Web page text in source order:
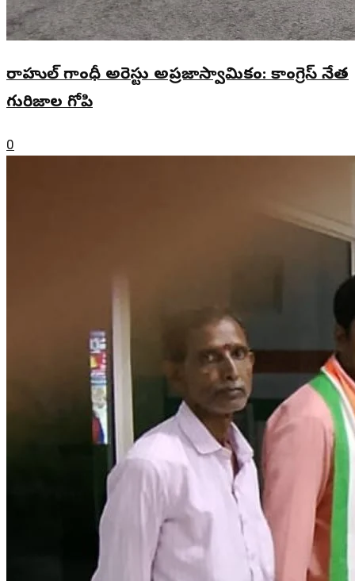
రాహుల్ గాంధీ అరెస్టు అప్రజాస్వామికం: కాంగ్రెస్ నేత
గురిజాల గోపి
0